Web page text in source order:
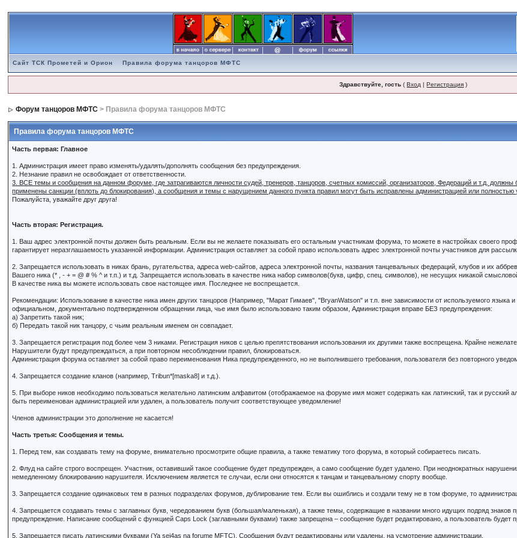
Сайт ТСК Прометей и Орион Правила форума танцоров МФТС
Здравствуйте, гость (Вход |Регистрация )
Форум танцоров МФТС > Правила форума танцоров МФТС
Правила форума танцоров МФТС
Часть первая: Главное
1. Администрация имеет право изменять/удалять/дополнять сообщения без предупреждения.
2. Незнание правил не освобождает от ответственности.
3. ВСЕ темы и сообщения на данном форуме, где затрагиваются личности судей, тренеров, танцоров, счетных комиссий, организаторов, Федераций и т.д.
применены санкции (вплоть до блокирования), а сообщения и темы с нарущением данного пункта правил могут быть исправлены администрацией или
Пожалуйста, уважайте друг друга!
Часть вторая: Регистрация.
1. Ваш адрес электронной почты должен быть реальным. Если вы не желаете показывать его остальным участникам форума, то можете в настройках своего
гарантирует неразглашаемость указанной информации. Администрация оставляет за собой право использовать адрес электронной почты участников для
2. Запрещается использовать в никах брань, ругательства, адреса web-сайтов, адреса электронной почты, названия танцевальных федераций, клубов и их
Вашего ника (* , - + = @ # % ^ и т.п.) и т.д. Запрещается использовать в качестве ника набор символов(букв, цифр, спец. символов), не несущих никакой
В качестве ника вы можете использовать свое настоящее имя. Последнее не воспрещается.
Рекомендации: Использование в качестве ника имен других танцоров (Например, "Марат Гимаев", "BryanWatson" и т.п. вне зависимости от используемого языка
официальном, документально подтвержденном обращении лица, чье имя было использовано таким образом, Администрация вправе БЕЗ предупреждения:
а) Запретить такой ник;
б) Передать такой ник танцору, с чьим реальным именем он совпадает.
3. Запрещается регистрация под более чем 3 никами. Регистрация ников с целью препятствования использования их другими также воспрещена. Крайне
Нарушители будут предупреждаться, а при повторном несоблюдении правил, блокироваться.
Администрация форума оставляет за собой право переименования Ника предупрежденного, но не выполнившего требования, пользователя без повторного
4. Запрещается создание кланов (например, Tribun*[maska8] и т.д.).
5. При выборе ников необходимо пользоваться желательно латинским алфавитом (отображаемое на форуме имя может содержать как латинский, так и
быть переименован администрацией или удален, а пользователь получит соответствующее уведомление!
Членов администрации это дополнение не касается!
Часть третья: Сообщения и темы.
1. Перед тем, как создавать тему на форуме, внимательно просмотрите общие правила, а также тематику того форума, в который собираетесь писать.
2. Флуд на сайте строго воспрещен. Участник, оставивший такое сообщение будет предупрежден, а само сообщение будет удалено. При неоднократных
немедленному блокированию нарушителя. Исключением является те случаи, если они относятся к танцам и танцевальному спорту вообще.
3. Запрещается создание одинаковых тем в разных подразделах форумов, дублирование тем. Если вы ошиблись и создали тему не в том форуме, то
4. Запрещается создавать темы с заглавных букв, чередованием букв (большая/маленькая), а также темы, содержащие в названии много идущих подряд знаков
предупреждение. Написание сообщений с функцией Caps Lock (заглавными буквами) также запрещена – сообщение будет редактировано, а пользователь будет
5. Запрещается писать латинскими буквами (Ya sei4as na forume MFTC). Сообщения будут редактированы или удалены, на усмотрение администрации.